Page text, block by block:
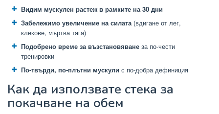
Видим мускулен растеж в рамките на 30 дни
Забележимо увеличение на силата (вдигане от лег,
клекове, мъртва тяга)
Подобрено време за възстановяване за по-чести
тренировки
По-твърди, по-плътни мускули с по-добра дефиниция
Как да използвате стека за
покачване на обем